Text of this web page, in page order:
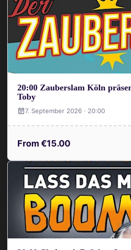
20:00 Zauberslam Köln
Toby
7. September 2026 · 20:00
From €15.00